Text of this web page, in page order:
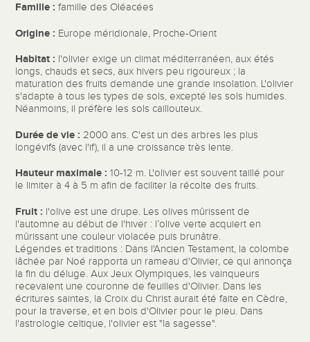
Famille : famille des Oléacées
Origine : Europe méridionale, Proche-Orient
Habitat : l'olivier exige un climat méditerranéen, aux étés
longs, chauds et secs, aux hivers peu rigoureux ; la
maturation des fruits demande une grande insolation. L'olivier
s'adapte à tous les types de sols, excepté les sols humides.
Néanmoins, il préfère les sols caillouteux.
Durée de vie : 2000 ans. C'est un des arbres les plus
longévifs (avec l'if), il a une croissance très lente.
Hauteur maximale : 10-12 m. L'olivier est souvent taillé pour
le limiter à 4 à 5 m afin de faciliter la récolte des fruits.
Fruit : l'olive est une drupe. Les olives mûrissent de
l'automne au début de l'hiver : l’olive verte acquiert en
mûrissant une couleur violacée puis brunâtre.
Légendes et traditions : Dans l'Ancien Testament, la colombe
lâchée par Noé rapporta un rameau d'Olivier, ce qui annonça
la fin du déluge. Aux Jeux Olympiques, les vainqueurs
recevaient une couronne de feuilles d'Olivier. Dans les
écritures saintes, la Croix du Christ aurait été faite en Cèdre,
pour la traverse, et en bois d'Olivier pour le pieu. Dans
l'astrologie celtique, l'olivier est "la sagesse".